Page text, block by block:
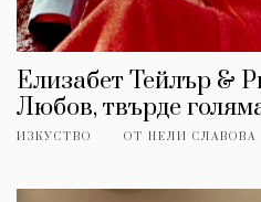
Елизабет Тейлър &
Любов, твърде
ИЗКУСТВО ОТ НЕЛИ СЛАВОВА